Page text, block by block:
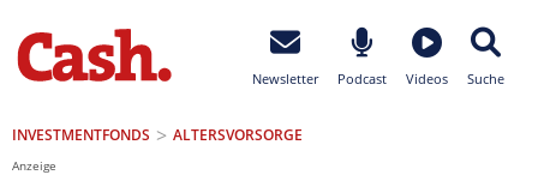
Newsletter Podcast Videos Suche
INVESTMENTFONDS ALTERSVORSORGE
Anzeige